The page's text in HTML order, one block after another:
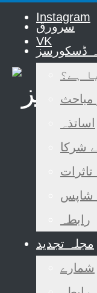
Instagram
VK
سرورق
ڈسکورسز
ہے؟
مباحث
اساتذہ
شرکا
شاپس
رابطہ
مجلہ تجدید
شمارے